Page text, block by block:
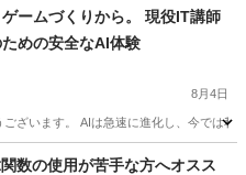
総合 千葉 千葉市
ームづくりから。 現役IT講師
めの安全なAI体験
8月4日
ざいます。 AIは急速に進化し、今では
ン 子ども
数の使用が苦手な方へオスス